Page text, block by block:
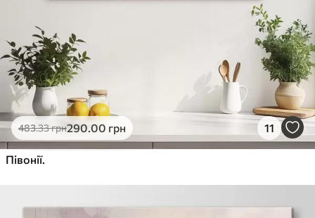
483.33грн290.00 грн 11
Півонії.